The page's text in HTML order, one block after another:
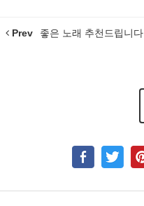
Prev 좋은 노래 추천드립니다